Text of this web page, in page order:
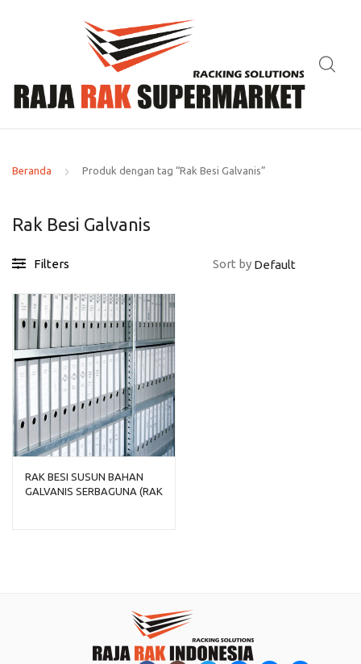
Beranda Produk dengan tag “Rak Besi Galvanis”
Rak Besi Galvanis
Filters Sort by
RAK BESI SUSUN BAHAN
GALVANIS SERBAGUNA (RAK